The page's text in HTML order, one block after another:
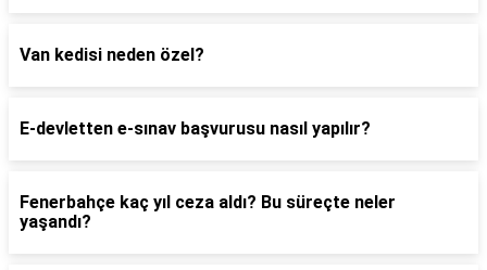
Van kedisi neden özel?
E-devletten e-sınav başvurusu nasıl yapılır?
Fenerbahçe kaç yıl ceza aldı? Bu süreçte neler
yaşandı?